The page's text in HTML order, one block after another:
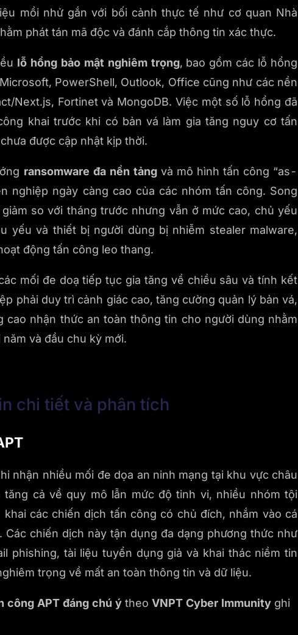
mồi nhử gắn với bối cảnh thực tế như cơ quan Nhà
phát tán mã độc và đánh cắp thông tin xác thực.
lỗ hổng bảo mật nghiêm trọng, bao gồm các lỗ hổng
PowerShell, Outlook, Office cũng như các nền
Next.js, Fortinet và MongoDB. Việc một số lỗ hổng đã
khai trước khi có bản vá làm gia tăng nguy cơ tấn
được cập nhật kịp thời.
ransomware đa nền tảngvà mô hình tấn công “as-
nghiệp ngày càng cao của các nhóm tấn công. Song
so với tháng trước nhưng vẫn ở mức cao, chủ yếu
yếu và thiết bị người dùng bị nhiễm stealer malware,
động tấn công leo thang.
mối đe doạ tiếp tục gia tăng về chiều sâu và tính kết
phải duy trì cảnh giác cao, tăng cường quản lý bản vá,
cao nhận thức an toàn thông tin cho người dùng nhằm
và đầu chu kỳ mới.
chi tiết và phân tích
nhận nhiều mối đe dọa an ninh mạng tại khu vực châu
tăng cả về quy mô lẫn mức độ tinh vi, nhiều nhóm tội
các chiến dịch tấn công có chủ đích, nhắm vào cá
chiến dịch này tận dụng đa dạng phương thức như
phishing, tài liệu tuyển dụng giả và khai thác niềm tin
trọng về mất an toàn thông tin và dữ liệu.
công APT đáng chú ý theo VNPT Cyber Immunity ghi